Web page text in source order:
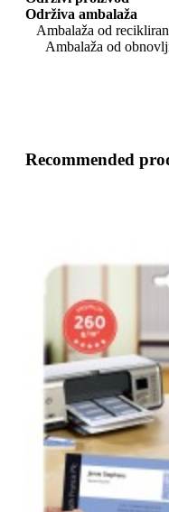
Održiva ambalaža
Ambalaža od
Ambalaža od
Recommended